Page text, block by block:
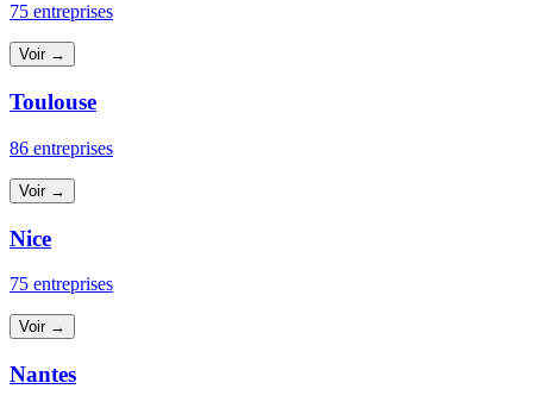
75 entreprises
Voir →
Toulouse
86 entreprises
Voir →
Nice
75 entreprises
Voir →
Nantes